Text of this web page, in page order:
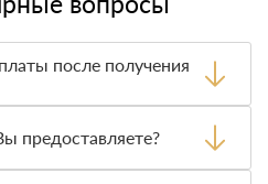
после получения
товара. При этом, если
качества, то
предоставляете?